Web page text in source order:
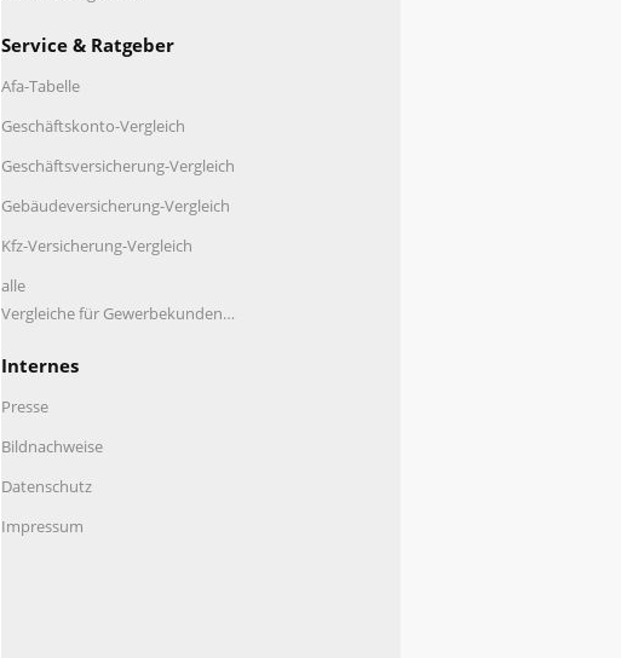
Service & Ratgeber
Afa-Tabelle
Geschäftskonto-Vergleich
Geschäftsversicherung-Vergleich
Gebäudeversicherung-Vergleich
Kfz-Versicherung-Vergleich
alle
Vergleiche für Gewerbekunden…
Internes
Presse
Bildnachweise
Datenschutz
Impressum